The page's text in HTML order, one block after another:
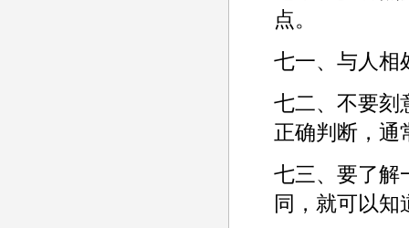
点。­
七一、与人相
七二、不要刻
正确判断，通
七三、要了解
同，就可以知